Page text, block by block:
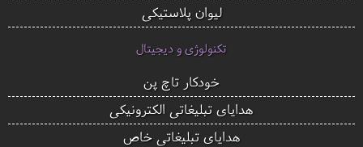
لیوان پلاستیکی
تکنولوژی و دیجیتال
خودکار تاچ پن
هدایای تبلیغاتی الکترونیکی
هدایای تبلیغاتی خاص